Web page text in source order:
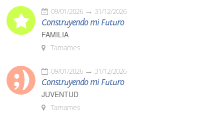
09/01/2026 31/12/2026
Construyendo mi Futuro
FAMILIA
Tamames
09/01/2026 31/12/2026
Construyendo mi Futuro
JUVENTUD
Tamames